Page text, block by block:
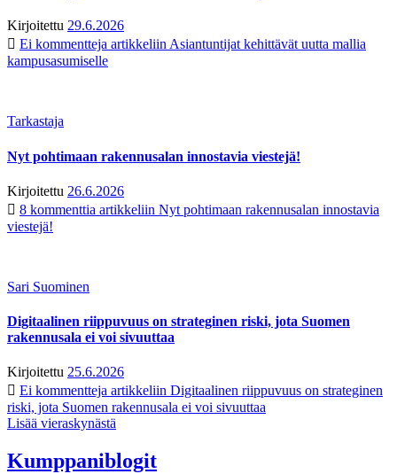
Kirjoitettu 29.6.2026
Ei kommentteja artikkeliin Asiantuntijat kehittävät uutta mallia
kampusasumiselle
Tarkastaja
Nyt pohtimaan rakennusalan innostavia viestejä!
Kirjoitettu 26.6.2026
8 kommenttia artikkeliin Nyt pohtimaan rakennusalan innostavia
viestejä!
Sari Suominen
Digitaalinen riippuvuus on strateginen riski, jota Suomen
rakennusala ei voi sivuuttaa
Kirjoitettu 25.6.2026
Ei kommentteja artikkeliin Digitaalinen riippuvuus on strateginen
riski, jota Suomen rakennusala ei voi sivuuttaa
Lisää vieraskynästä
Kumppaniblogit